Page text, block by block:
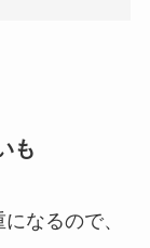
も
なるので、